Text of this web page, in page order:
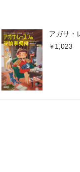
アガサ・
1,023